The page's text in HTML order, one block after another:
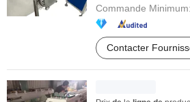
Commande Minimum:
Contacter